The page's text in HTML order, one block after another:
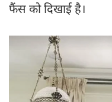
फैंस को दिखाई है।